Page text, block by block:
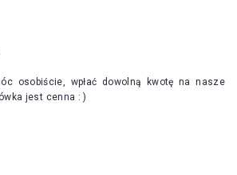
osobiście, wpłać dowolną kwotę na nasze
jest cenna : )